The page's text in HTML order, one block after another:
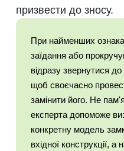
призвести до зносу.
При найменших
заїдання або
відразу звернутися
щоб своєчасно
замінити його. Не
експерта допоможе
конкретну модель
вхідної конструкції,